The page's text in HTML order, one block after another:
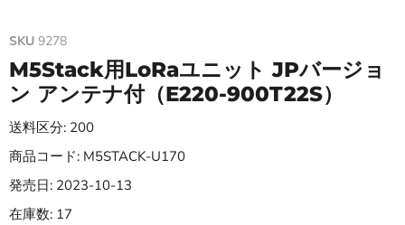
SKU 9278
M5Stack用LoRaユニット JPバージョ
ン アンテナ付（E220-900T22S）
送料区分: 200
商品コード: M5STACK-U170
発売日: 2023-10-13
在庫数: 17